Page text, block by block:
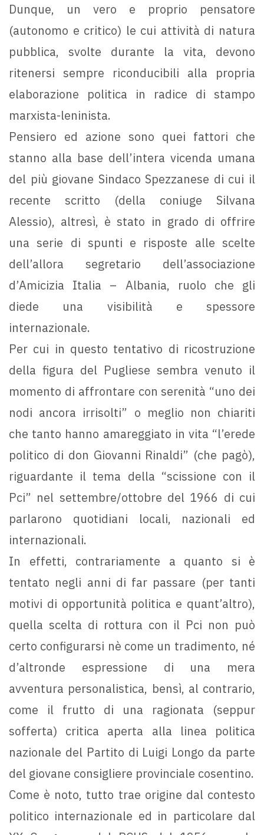
Dunque, un vero e proprio pensatore
(autonomo e critico) le cui attività di natura
pubblica, svolte durante la vita, devono
ritenersi sempre riconducibili alla propria
elaborazione politica in radice di stampo
marxista-leninista.
Pensiero ed azione sono quei fattori che
stanno alla base dell’intera vicenda umana
del più giovane Sindaco Spezzanese di cui il
recente scritto (della coniuge Silvana
Alessio), altresì, è stato in grado di offrire
una serie di spunti e risposte alle scelte
dell’allora segretario dell’associazione
d’Amicizia Italia – Albania, ruolo che gli
diede una visibilità e spessore
internazionale.
Per cui in questo tentativo di ricostruzione
della figura del Pugliese sembra venuto il
momento di affrontare con serenità “uno dei
nodi ancora irrisolti” o meglio non chiariti
che tanto hanno amareggiato in vita “l’erede
politico di don Giovanni Rinaldi” (che pagò),
riguardante il tema della “scissione con il
Pci” nel settembre/ottobre del 1966 di cui
parlarono quotidiani locali, nazionali ed
internazionali.
In effetti, contrariamente a quanto si è
tentato negli anni di far passare (per tanti
motivi di opportunità politica e quant’altro),
quella scelta di rottura con il Pci non può
certo configurarsi nè come un tradimento, né
d’altronde espressione di una mera
avventura personalistica, bensì, al contrario,
come il frutto di una ragionata (seppur
sofferta) critica aperta alla linea politica
nazionale del Partito di Luigi Longo da parte
del giovane consigliere provinciale cosentino.
Come è noto, tutto trae origine dal contesto
politico internazionale ed in particolare dal